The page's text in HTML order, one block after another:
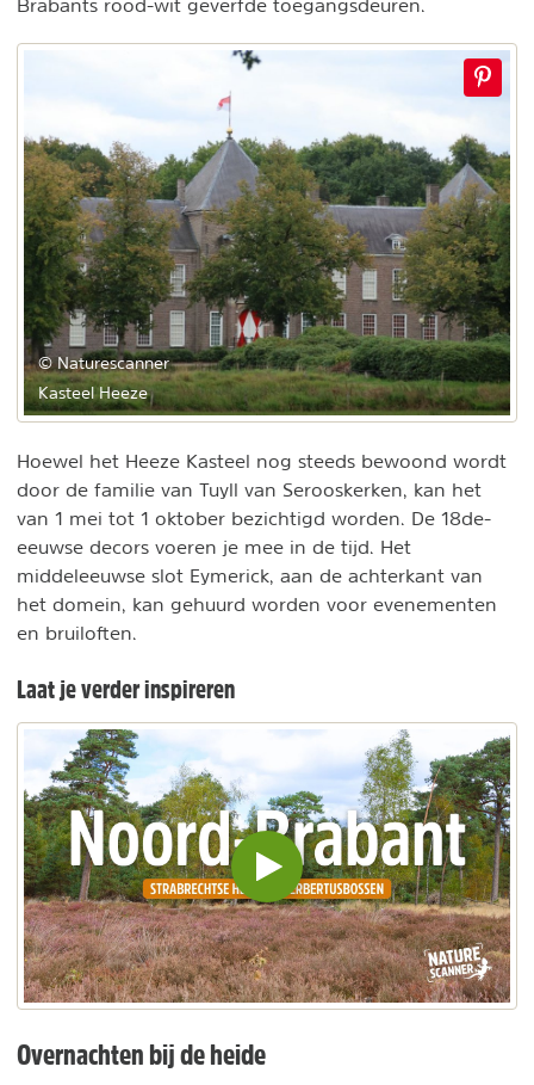
Brabants rood-wit geverfde toegangsdeuren.
© Naturescanner
Kasteel Heeze
Hoewel het Heeze Kasteel nog steeds bewoond wordt
door de familie van Tuyll van Serooskerken, kan het
van 1 mei tot 1 oktober bezichtigd worden. De 18de-
eeuwse decors voeren je mee in de tijd. Het
middeleeuwse slot Eymerick, aan de achterkant van
het domein, kan gehuurd worden voor evenementen
en bruiloften.
Laat je verder inspireren
Video
inladen
en
afspelen
Overnachten bij de heide